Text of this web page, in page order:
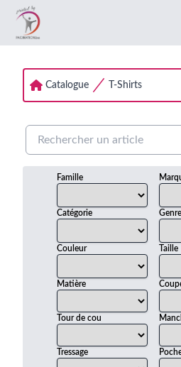
Catalogue T-Shirts
Famille
Catégorie Genre
Couleur Taille
Matière
Tour de cou
Tressage